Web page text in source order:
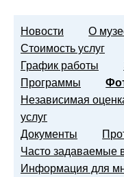
Новости О
Стоимость услуг
График работы
Программы
Независимая
услуг
Документы
Часто задаваемые
Информация для